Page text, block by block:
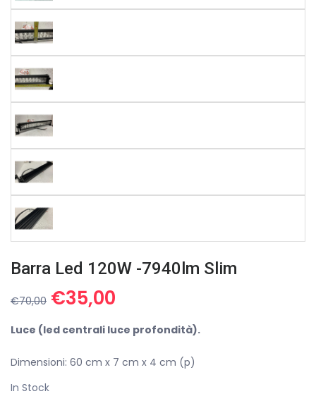
Barra Led 120W -7940lm Slim
€70,00 Il
prezzo
originale
era:
€70,00.
€35,00
attuale
è:
€35,00.
Luce (led centrali luce profondità).
Dimensioni: 60 cm x 7 cm x 4 cm (p)
In Stock